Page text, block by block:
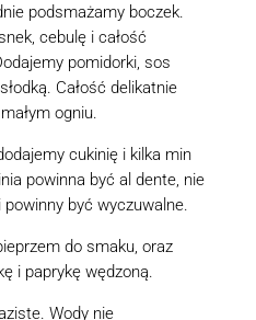
podsmażamy boczek.
cebulę i całość
pomidorki, sos
Całość delikatnie
ogniu.
cukinię i kilka min
powinna być al dente, nie
być wyczuwalne.
do smaku, oraz
i paprykę wędzoną.
Wody nie